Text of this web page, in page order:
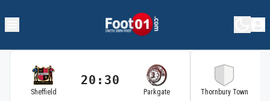
Sheffield
20:30
Parkgate Thornbury Town